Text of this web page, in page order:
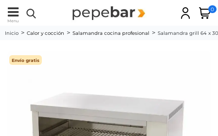
Menu
0
Inicio Calor y cocción Salamandra cocina profesional Salamandra grill 64 x
Envío gratis